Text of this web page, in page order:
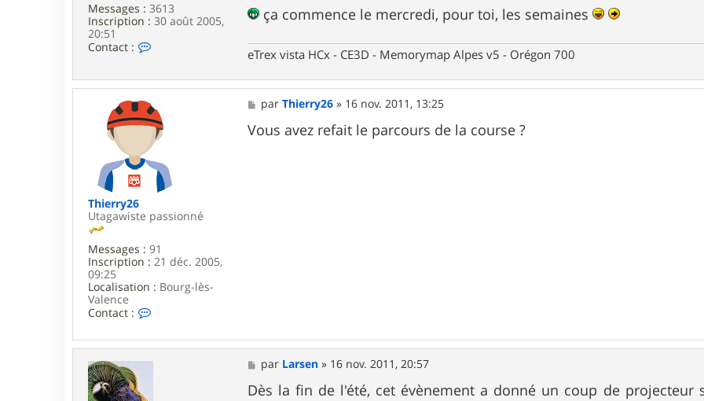
Messages : 3613
Inscription : 30 août 2005,
20:51
Contact :
t
c
t
e
r
L
a
r
s
n
ça commence le mercredi, pour toi, les semaines
eTrex vista HCx - CE3D - Memorymap Alpes v5 - Orégon 700
Thierry26
Utagawiste passionné
Messages : 91
Inscription : 21 déc. 2005,
09:25
Localisation : Bourg-lès-
Valence
Contact :
t
a
M
e
s
s
parThierry26 » 16 nov. 2011, 13:25
Vous avez refait le parcours de la course ?
M
e
s
par Larsen » 16 nov. 2011, 20:57
Dès la fin de l'été, cet évènement a donné un coup de projecteur